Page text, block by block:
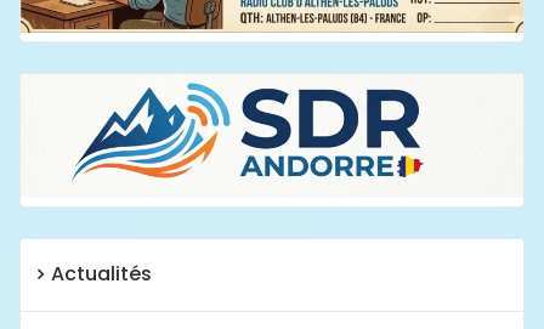
Actualités